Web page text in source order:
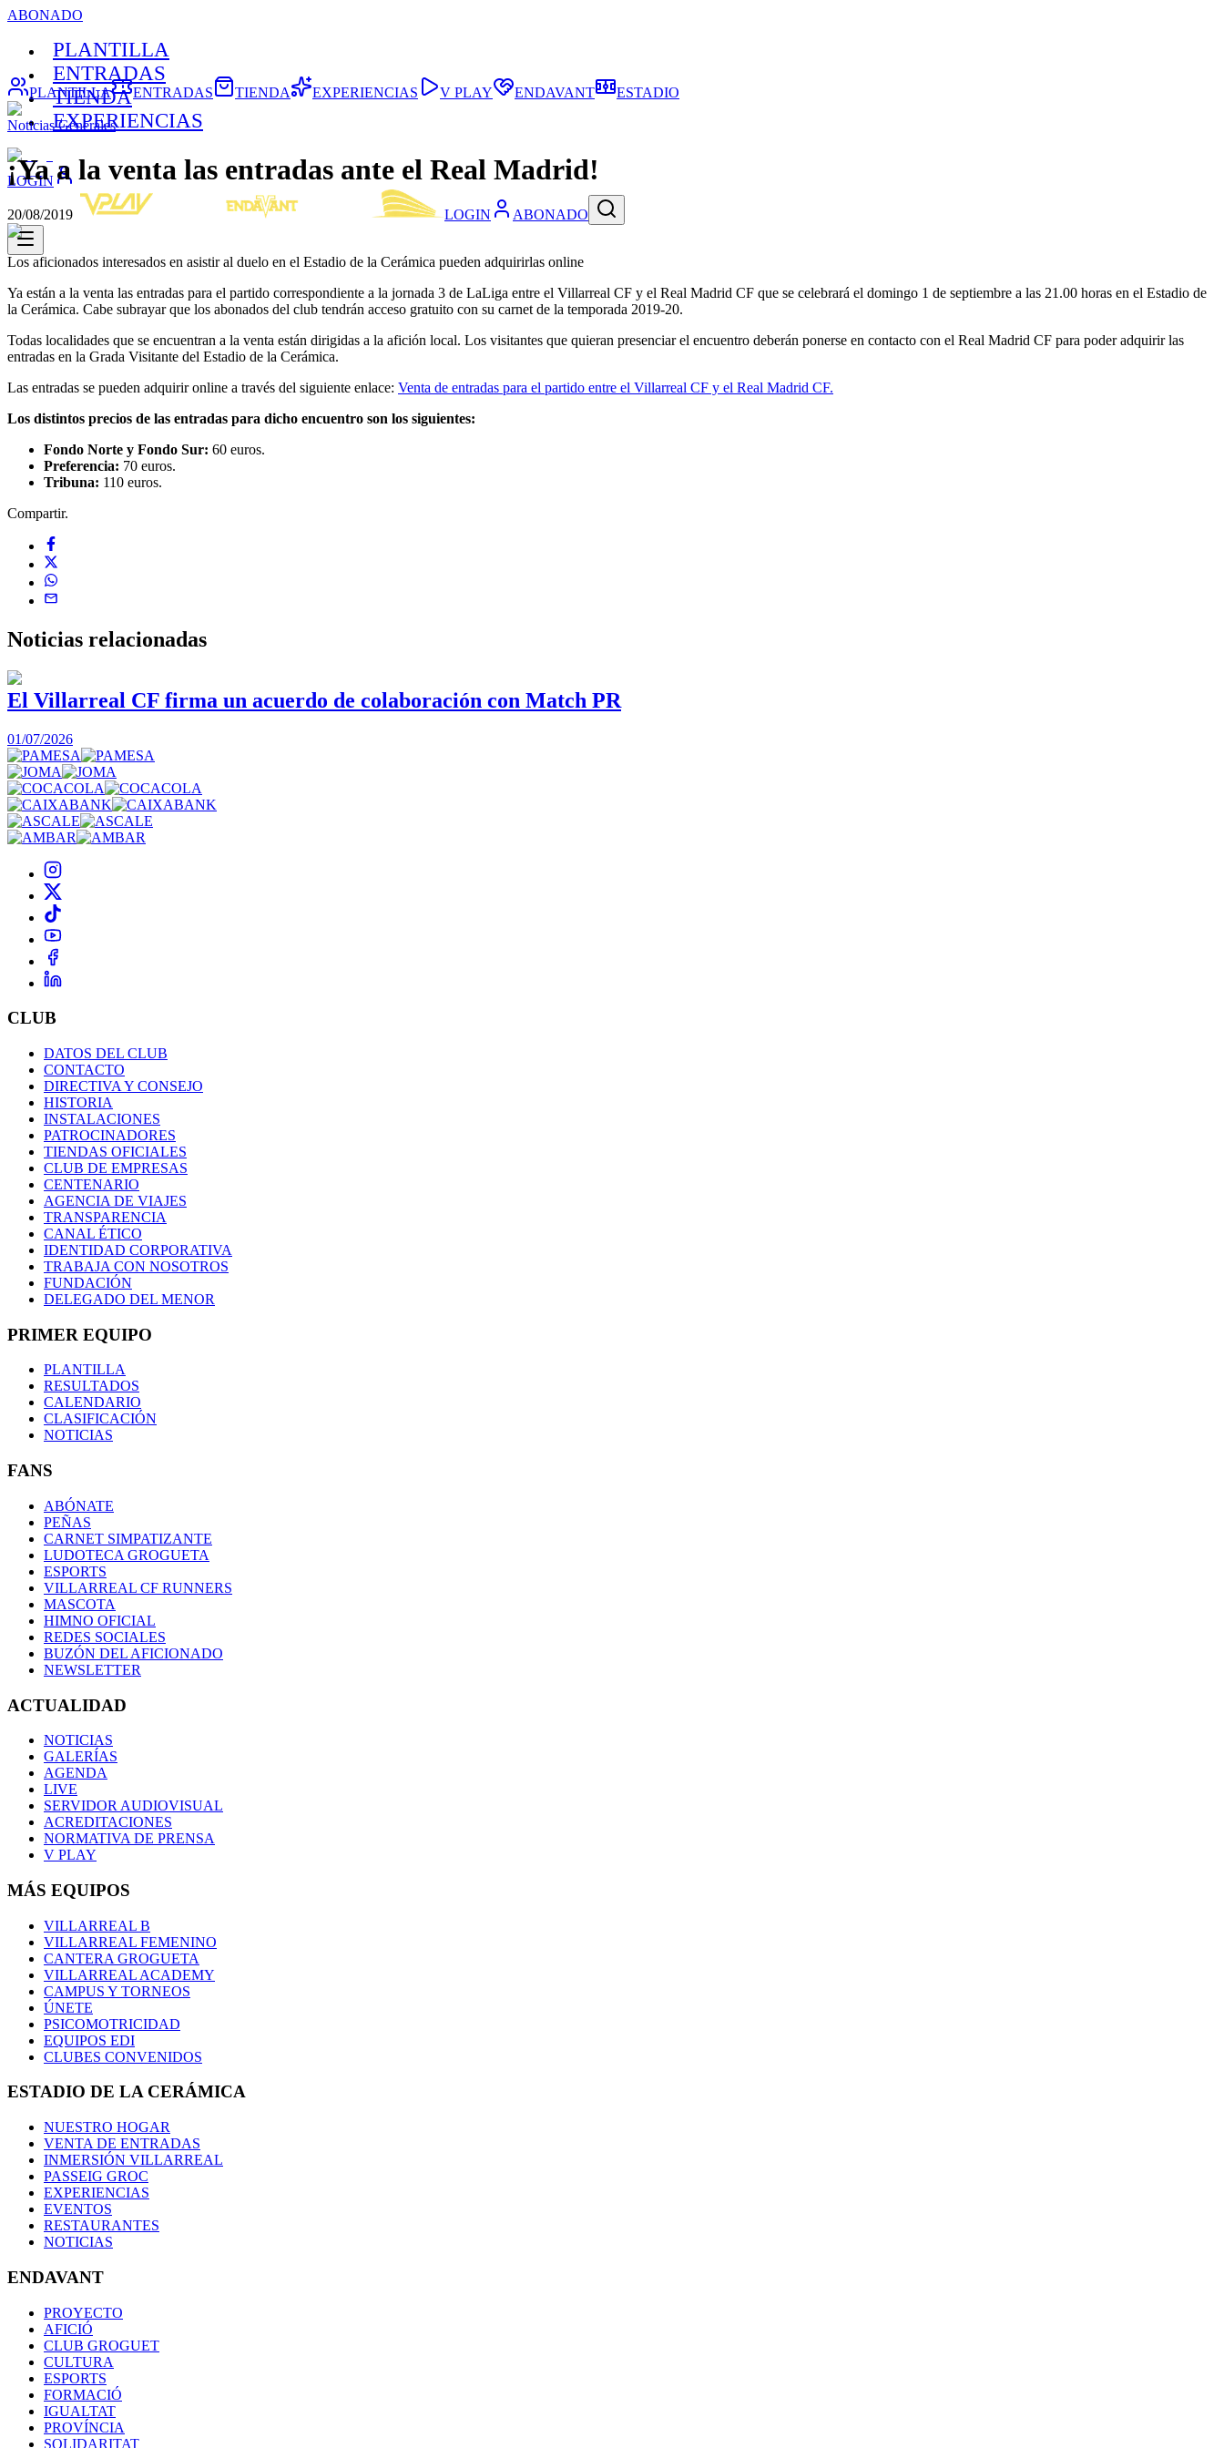
ABONADO
PLANTILLA
ENTRADAS
TIENDA
EXPERIENCIAS
LOGIN
LOGIN ABONADO
PLANTILLA ENTRADAS TIENDA EXPERIENCIAS V PLAY ENDAVANT ESTADIO
Noticias Generales
¡Ya a la venta las entradas ante el Real Madrid!
20/08/2019
Los aficionados interesados en asistir al duelo en el Estadio de la Cerámica pueden adquirirlas online
Ya están a la venta las entradas para el partido correspondiente a la jornada 3 de LaLiga entre el Villarreal CF y el Real Madrid CF que se celebrará el domingo 1 de septiembre a las 21.00 horas en el Estadio de
la Cerámica. Cabe subrayar que los abonados del club tendrán acceso gratuito con su carnet de la temporada 2019-20.
Todas localidades que se encuentran a la venta están dirigidas a la afición local. Los visitantes que quieran presenciar el encuentro deberán ponerse en contacto con el Real Madrid CF para poder adquirir las
entradas en la Grada Visitante del Estadio de la Cerámica.
Las entradas se pueden adquirir online a través del siguiente enlace: Venta de entradas para el partido entre el Villarreal CF y el Real Madrid CF.
Los distintos precios de las entradas para dicho encuentro son los siguientes:
Fondo Norte y Fondo Sur: 60 euros.
Preferencia: 70 euros.
Tribuna: 110 euros.
Compartir.
Noticias relacionadas
El Villarreal CF firma un acuerdo de colaboración con Match PR
01/07/2026
CLUB
DATOS DEL CLUB
CONTACTO
DIRECTIVA Y CONSEJO
HISTORIA
INSTALACIONES
PATROCINADORES
TIENDAS OFICIALES
CLUB DE EMPRESAS
CENTENARIO
AGENCIA DE VIAJES
TRANSPARENCIA
CANAL ÉTICO
IDENTIDAD CORPORATIVA
TRABAJA CON NOSOTROS
FUNDACIÓN
DELEGADO DEL MENOR
PRIMER EQUIPO
PLANTILLA
RESULTADOS
CALENDARIO
CLASIFICACIÓN
NOTICIAS
FANS
ABÓNATE
PEÑAS
CARNET SIMPATIZANTE
LUDOTECA GROGUETA
ESPORTS
VILLARREAL CF RUNNERS
MASCOTA
HIMNO OFICIAL
REDES SOCIALES
BUZÓN DEL AFICIONADO
NEWSLETTER
ACTUALIDAD
NOTICIAS
GALERÍAS
AGENDA
LIVE
SERVIDOR AUDIOVISUAL
ACREDITACIONES
NORMATIVA DE PRENSA
V PLAY
MÁS EQUIPOS
VILLARREAL B
VILLARREAL FEMENINO
CANTERA GROGUETA
VILLARREAL ACADEMY
CAMPUS Y TORNEOS
ÚNETE
PSICOMOTRICIDAD
EQUIPOS EDI
CLUBES CONVENIDOS
ESTADIO DE LA CERÁMICA
NUESTRO HOGAR
VENTA DE ENTRADAS
INMERSIÓN VILLARREAL
PASSEIG GROC
EXPERIENCIAS
EVENTOS
RESTAURANTES
NOTICIAS
ENDAVANT
PROYECTO
AFICIÓ
CLUB GROGUET
CULTURA
ESPORTS
FORMACIÓ
IGUALTAT
PROVÍNCIA
SOLIDARITAT